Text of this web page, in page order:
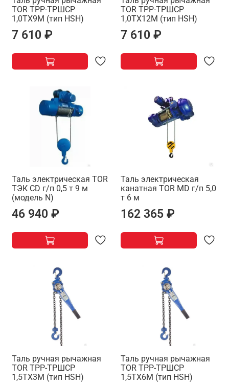
TOR ТРР-ТРШСР
1,0ТХ9М (тип HSH)
7 610 ₽
TOR ТРР-ТРШСР
1,0ТХ12М (тип HSH)
7 610 ₽
Таль электрическая TOR
ТЭК CD г/п 0,5 т 9 м
(модель N)
46 940 ₽
Таль электрическая
канатная TOR MD г/п 5,0
т 6 м
162 365 ₽
Таль ручная рычажная
TOR ТРР-ТРШСР
1,5ТХ3М (тип HSH)
Таль ручная рычажная
TOR ТРР-ТРШСР
1,5ТХ6М (тип HSH)